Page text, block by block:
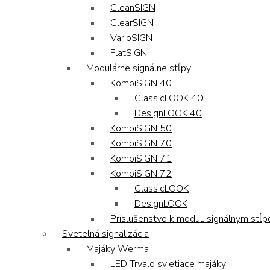
CleanSIGN
ClearSIGN
VarioSIGN
FlatSIGN
Modulárne signálne stĺpy
KombiSIGN 40
ClassicLOOK 40
DesignLOOK 40
KombiSIGN 50
KombiSIGN 70
KombiSIGN 71
KombiSIGN 72
ClassicLOOK
DesignLOOK
Príslušenstvo k modul. signálnym
Svetelná signalizácia
Majáky Werma
LED Trvalo svietiace majáky